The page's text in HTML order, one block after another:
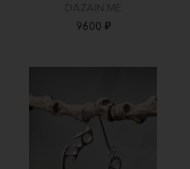
DAZAIN.ME
9600 ₽